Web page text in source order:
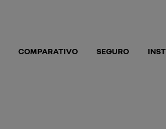
COMPARATIVO SEGURO